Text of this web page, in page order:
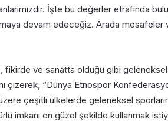
İşte bu değerler etrafında
devam edeceğiz. Arada
fikirde ve sanatta olduğu gibi
çizerek, “Dünya Etnospor
çeşitli ülkelerde geleneksel
imkanı en güzel şekilde kullanmak